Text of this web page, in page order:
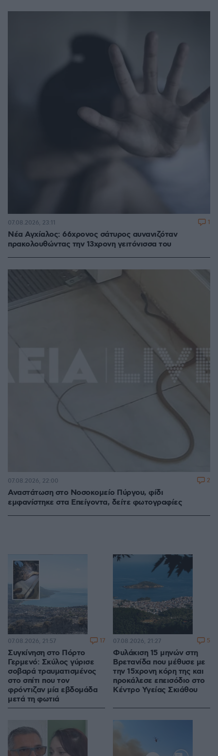
Νέα Αγχίαλος: 66χρονος σάτυρος αυνανιζόταν
πρακολουθώντας την 13χρονη γειτόνισσα του
07.08.2026, 23:11 1
Αναστάτωση στο Νοσοκομείο Πύργου, φίδι
εμφανίστηκε στα Επείγοντα, δείτε φωτογραφίες
07.08.2026, 22:00 2
Συγκίνηση στο Πόρτο
Γερμενό: Σκύλος γύρισε
σοβαρά τραυματισμένος
στο σπίτι που τον
φρόντιζαν μία εβδομάδα
μετά τη φωτιά
07.08.2026, 21:57 17
Φυλάκιση 15 μηνών στη
Βρετανίδα που μέθυσε με
την 15χρονη κόρη της και
προκάλεσε επεισόδιο στο
Κέντρο Υγείας Σκιάθου
07.08.2026, 21:27 5